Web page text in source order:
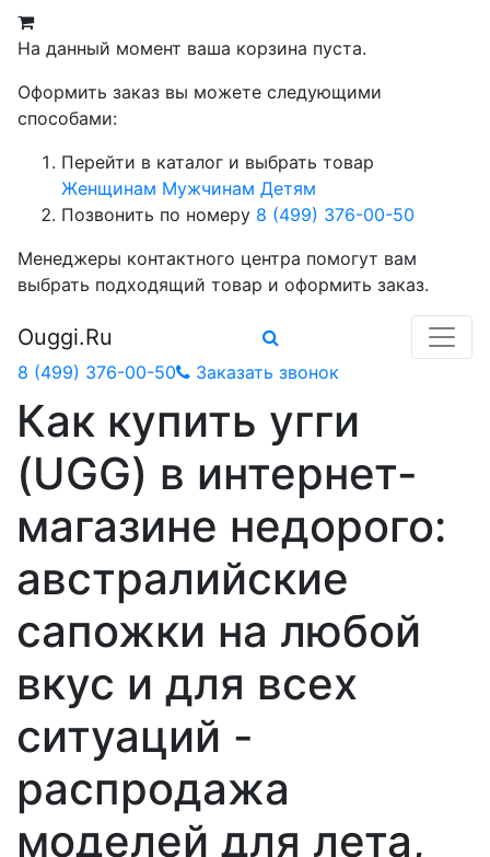
На данный момент ваша корзина пуста.
Оформить заказ вы можете следующими
способами:
Перейти в каталог и выбрать товар
Женщинам Мужчинам Детям
Позвонить по номеру 8 (499) 376-00-50
Менеджеры контактного центра помогут вам
выбрать подходящий товар и оформить заказ.
Ouggi.Ru
8 (499) 376-00-50 Заказать звонок
Как купить угги
(UGG) в интернет-
магазине недорого:
австралийские
сапожки на любой
вкус и для всех
ситуаций -
распродажа
моделей для лета,